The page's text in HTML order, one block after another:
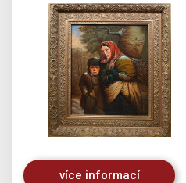
více informací